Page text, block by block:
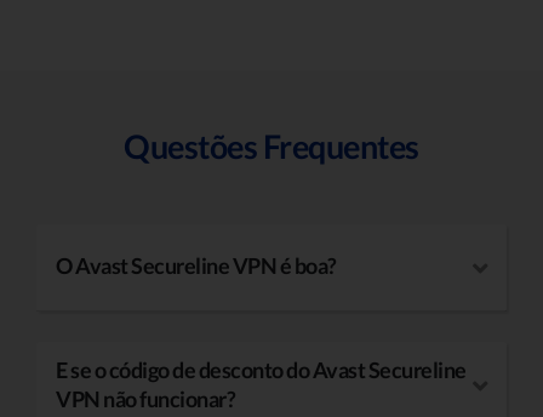
Questões Frequentes
O Avast Secureline VPN é boa?
E se o código de desconto do Avast Secureline
VPN não funcionar?